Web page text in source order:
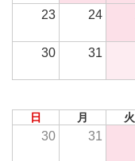
23 24
30 31
日 月 火
30 31